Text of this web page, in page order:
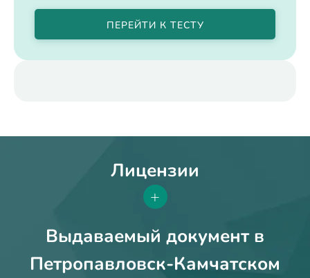
ПЕРЕЙТИ К ТЕСТУ
Лицензии
+
Выдаваемый документ в
Петропавловск-Камчатском